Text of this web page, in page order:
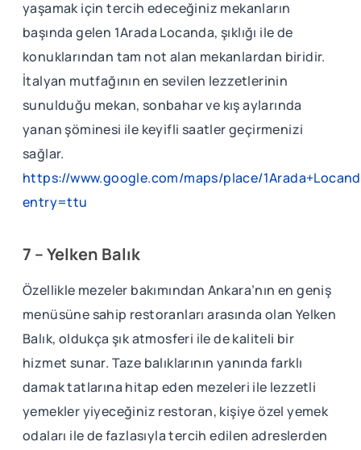
yaşamak için tercih edeceğiniz mekanların
başında gelen 1Arada Locanda, şıklığı ile de
konuklarından tam not alan mekanlardan biridir.
İtalyan mutfağının en sevilen lezzetlerinin
sunulduğu mekan, sonbahar ve kış aylarında
yanan şöminesi ile keyifli saatler geçirmenizi
sağlar.
https://www.google.com/maps/place/
entry=ttu
7 – Yelken Balık
Özellikle mezeler bakımından Ankara’nın en geniş
menüsüne sahip restoranları arasında olan Yelken
Balık, oldukça şık atmosferi ile de kaliteli bir
hizmet sunar. Taze balıklarının yanında farklı
damak tatlarına hitap eden mezeleri ile lezzetli
yemekler yiyeceğiniz restoran, kişiye özel yemek
odaları ile de fazlasıyla tercih edilen adreslerden